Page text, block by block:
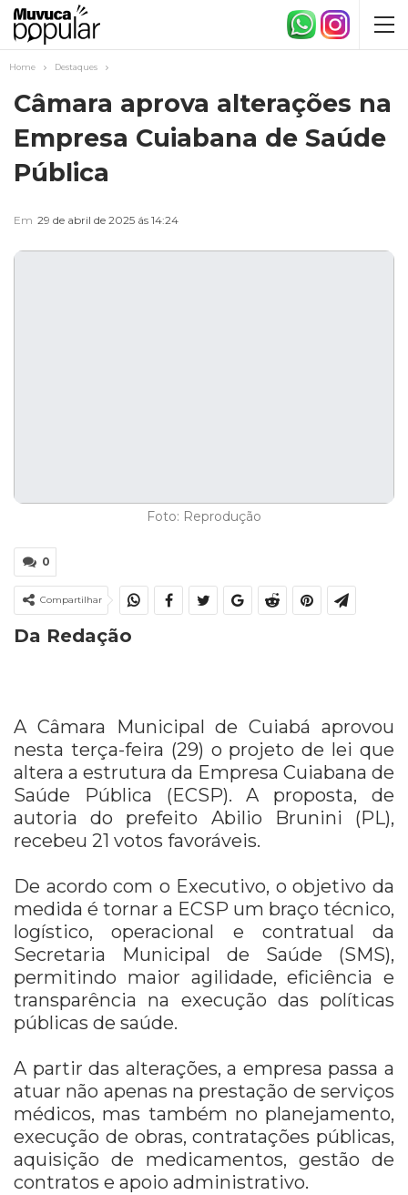
Home Destaques
Câmara aprova alterações na
Empresa Cuiabana de Saúde
Pública
Em 29 de abril de 2025 ás 14:24
Foto: Reprodução
0
Compartilhar
Da Redação
A Câmara Municipal de Cuiabá aprovou
nesta terça-feira (29) o projeto de lei que
altera a estrutura da Empresa Cuiabana de
Saúde Pública (ECSP). A proposta, de
autoria do prefeito Abilio Brunini (PL),
recebeu 21 votos favoráveis.
De acordo com o Executivo, o objetivo da
medida é tornar a ECSP um braço técnico,
logístico, operacional e contratual da
Secretaria Municipal de Saúde (SMS),
permitindo maior agilidade, eficiência e
transparência na execução das políticas
públicas de saúde.
A partir das alterações, a empresa passa a
atuar não apenas na prestação de serviços
médicos, mas também no planejamento,
execução de obras, contratações públicas,
aquisição de medicamentos, gestão de
contratos e apoio administrativo.